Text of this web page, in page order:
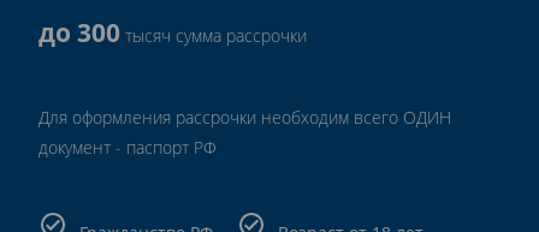
до 300 тысяч сумма рассрочки
Для оформления рассрочки необходим всего ОДИН
документ - паспорт РФ